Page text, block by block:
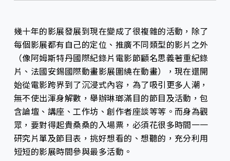
幾十年的影展發展到現在變成了很複雜的活動，除了
每個影展都有自己的定位、推廣不同類型的影片之外
（像阿姆斯特丹國際紀錄片電影節顧名思義著重紀錄
片、法國安錫國際動畫影展圍繞在動畫），現在還開
始從電影跨界到了沉浸式內容，為了吸引更多人潮，
無不使出渾身解數，舉辦琳瑯滿目的節目及活動，包
含論壇、講座、工作坊、創作者座談等等。而身為觀
眾，要對得起貴桑桑的入場票，必須花很多時間一一
研究片單及節目表，挑好想看的、想聽的，充分利用
短短的影展時間參與最多活動。